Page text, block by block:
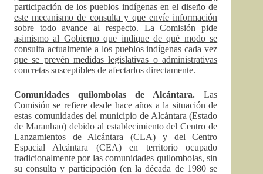
participación de los pueblos indígenas en el diseño de
este mecanismo de consulta y que envíe información
sobre todo avance al respecto. La Comisión pide
asimismo al Gobierno que indique de qué modo se
consulta actualmente a los pueblos indígenas cada vez
que se prevén medidas legislativas o administrativas
concretas susceptibles de afectarlos directamente.
Comunidades quilombolas de Alcántara. Las
Comisión se refiere desde hace años a la situación de
estas comunidades del municipio de Alcántara (Estado
de Maranhao) debido al establecimiento del Centro de
Lanzamientos de Alcántara (CLA) y del Centro
Espacial Alcántara (CEA) en territorio ocupado
tradicionalmente por las comunidades quilombolas, sin
su consulta y participación (en la década de 1980 se